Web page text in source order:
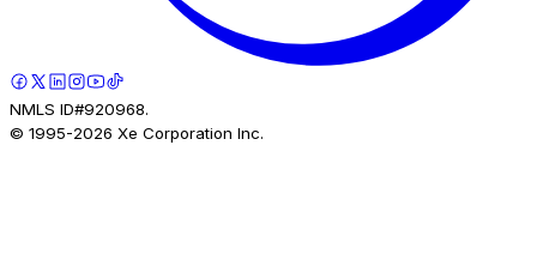
NMLS ID#920968.
© 1995-2026 Xe Corporation Inc.